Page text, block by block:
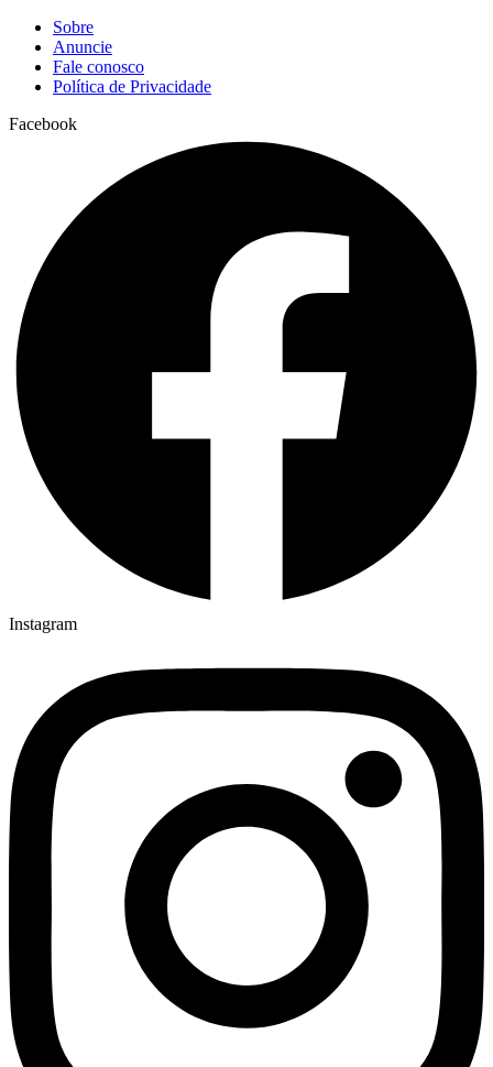
Sobre
Anuncie
Fale conosco
Política de Privacidade
Facebook
Instagram